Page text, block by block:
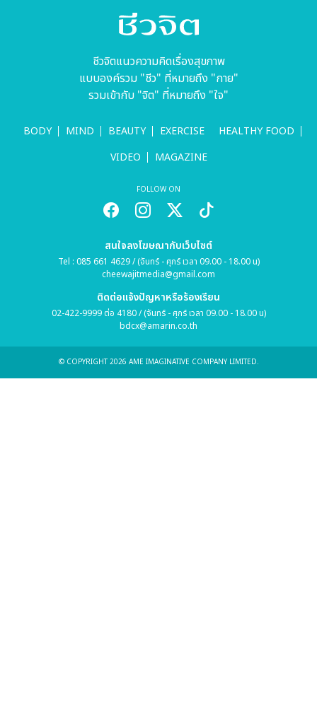
ชีวจิตแนวความคิดเรื่องสุขภาพ
แบบองค์รวม "ชีว" ที่หมายถึง "กาย"
รวมเข้ากับ "จิต" ที่หมายถึง "ใจ"
BODY MIND BEAUTY EXERCISE
HEALTHY FOOD
VIDEO
MAGAZINE
FOLLOW ON
สนใจลงโฆษณากับเว็บไซต์
Tel : 085 661 4629 / (จันทร์ - ศุกร์ เวลา 09.00 - 18.00 น)
cheewajitmedia@gmail.com
ติดต่อแจ้งปัญหาหรือร้องเรียน
02-422-9999 ต่อ 4180 / (จันทร์ - ศุกร์ เวลา 09.00 - 18.00 น)
bdcx@amarin.co.th
© COPYRIGHT 2026 AME IMAGINATIVE COMPANY LIMITED.